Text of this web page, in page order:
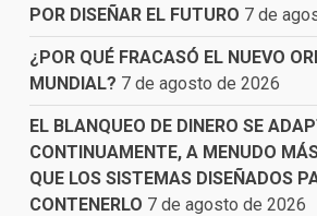
POR DISEÑAR EL FUTURO 7 de
¿POR QUÉ FRACASÓ EL NUEVO
MUNDIAL? 7 de agosto de 2026
EL BLANQUEO DE DINERO SE
CONTINUAMENTE, A MENUDO
QUE LOS SISTEMAS DISEÑADOS
CONTENERLO 7 de agosto de 2026